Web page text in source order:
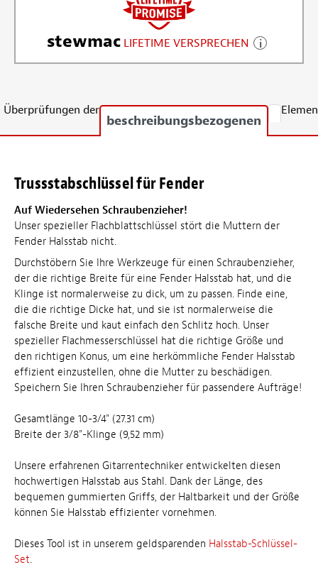
stewmac LIFETIME VERSPRECHEN
Überprüfungen der
beschreibungsbezogenen
Trussstabschlüssel für Fender
Auf Wiedersehen Schraubenzieher!
Unser spezieller Flachblattschlüssel stört die Muttern der
Fender Halsstab nicht.
Durchstöbern Sie Ihre Werkzeuge für einen Schraubenzieher,
der die richtige Breite für eine Fender Halsstab hat, und die
Klinge ist normalerweise zu dick, um zu passen. Finde eine,
die die richtige Dicke hat, und sie ist normalerweise die
falsche Breite und kaut einfach den Schlitz hoch. Unser
spezieller Flachmesserschlüssel hat die richtige Größe und
den richtigen Konus, um eine herkömmliche Fender Halsstab
effizient einzustellen, ohne die Mutter zu beschädigen.
Speichern Sie Ihren Schraubenzieher für passendere Aufträge!
Gesamtlänge 10-3/4" (27.31 cm)
Breite der 3/8"-Klinge (9,52 mm)
Unsere erfahrenen Gitarrentechniker entwickelten diesen
hochwertigen Halsstab aus Stahl. Dank der Länge, des
bequemen gummierten Griffs, der Haltbarkeit und der Größe
können Sie Halsstab effizienter vornehmen.
Dieses Tool ist in unserem geldsparenden Halsstab-Schlüssel-
Set.